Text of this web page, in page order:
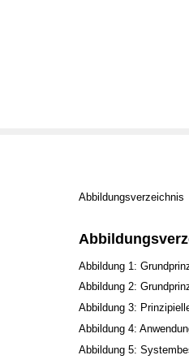
Abbildungsverzeichnis
Abbildung 1:
Abbildung 2:
Abbildung 3:
Abbildung 4:
Abbildung 5: